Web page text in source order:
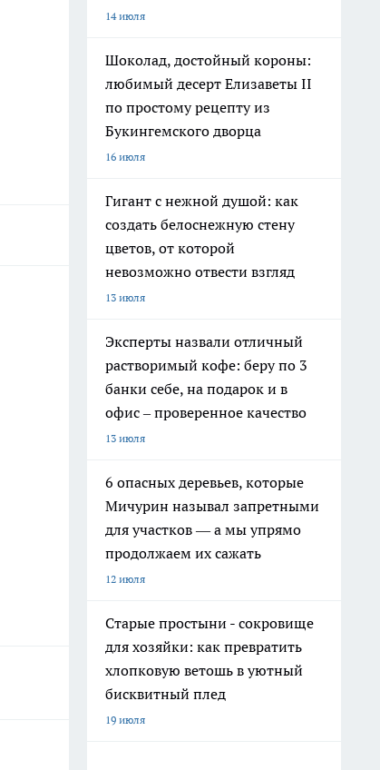
14 июля
Шоколад, достойный короны:
любимый десерт Елизаветы II
по простому рецепту из
Букингемского дворца
16 июля
Гигант с нежной душой: как
создать белоснежную стену
цветов, от которой
невозможно отвести взгляд
13 июля
Эксперты назвали отличный
растворимый кофе: беру по 3
банки себе, на подарок и в
офис – проверенное качество
13 июля
6 опасных деревьев, которые
Мичурин называл запретными
для участков — а мы упрямо
продолжаем их сажать
12 июля
Старые простыни - сокровище
для хозяйки: как превратить
хлопковую ветошь в уютный
бисквитный плед
19 июля